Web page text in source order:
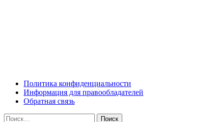
Skip
content
Политика конфиденциальности
Информация для правообладателей
Обратная связь
Найти: